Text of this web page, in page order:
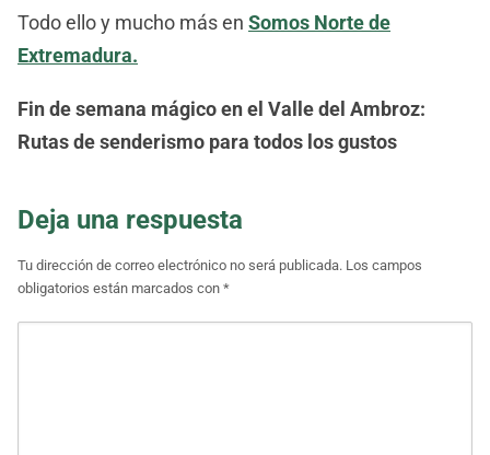
Todo ello y mucho más en Somos Norte de
Extremadura.
Fin de semana mágico en el Valle del Ambroz:
Rutas de senderismo para todos los gustos
Deja una respuesta
Tu dirección de correo electrónico no será publicada. Los campos
obligatorios están marcados con *